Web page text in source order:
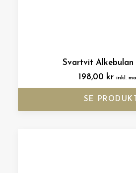
Svartvit Alkebulan
198,00 kr inkl.
SE PRODUKT